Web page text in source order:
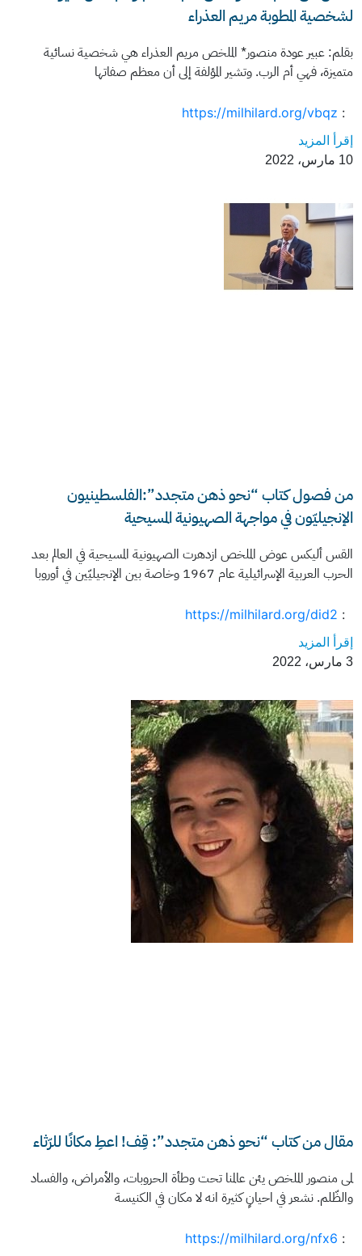
لشخصية المطوبة مريم العذراء
بقلم: عبير عودة منصور* الملخص مريم العذراء هي شخصية نسائية
متميزة، فهي أم الرب. وتشير المؤلفة إلى أن معظم صفاتها
:
https://milhilard.org/vbqz
إقرأ المزيد
10 مارس، 2022
من فصول كتاب “نحو ذهن متجدد”:الفلسطينيون
الإنجيليّون في مواجهة الصهيونية المسيحية
القس أليكس عوض الملخص ازدهرت الصهيونية المسيحية في العالم بعد
الحرب العربية الإسرائيلية عام 1967 وخاصة بين الإنجيليّين في أوروبا
:
https://milhilard.org/did2
إقرأ المزيد
3 مارس، 2022
مقال من كتاب “نحو ذهن متجدد”: قِف! اعطِ مكانًا للرّثاء
لمى منصور الملخص يئن عالمنا تحت وطأة الحروبات، والأمراض، والفساد
والظّلم. نشعر في احيانٍ كثيرة انه لا مكان في الكنيسة
:
https://milhilard.org/nfx6